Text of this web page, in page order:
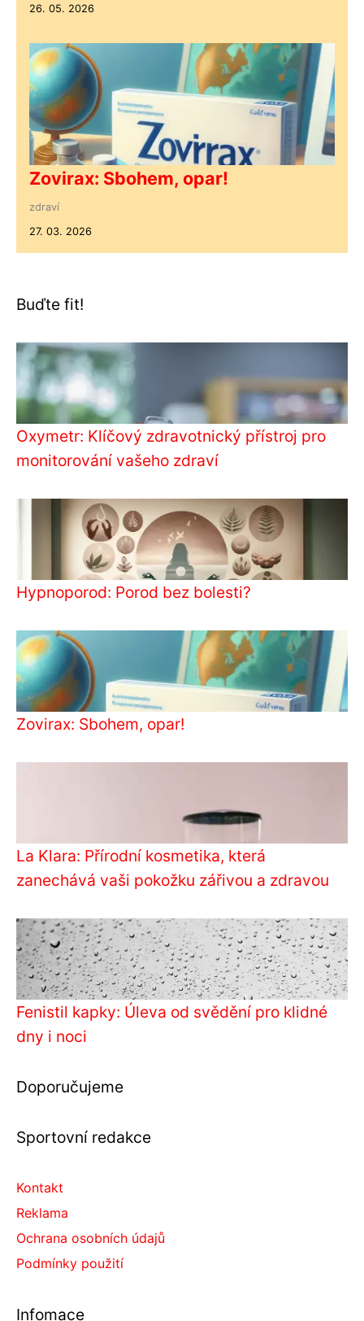
26. 05. 2026
Zovirax: Sbohem, opar!
zdraví
27. 03. 2026
Buďte fit!
Oxymetr: Klíčový zdravotnický přístroj pro
monitorování vašeho zdraví
Hypnoporod: Porod bez bolesti?
Zovirax: Sbohem, opar!
La Klara: Přírodní kosmetika, která
zanechává vaši pokožku zářivou a zdravou
Fenistil kapky: Úleva od svědění pro klidné
dny i noci
Doporučujeme
Sportovní redakce
Kontakt
Reklama
Ochrana osobních údajů
Podmínky použití
Infomace